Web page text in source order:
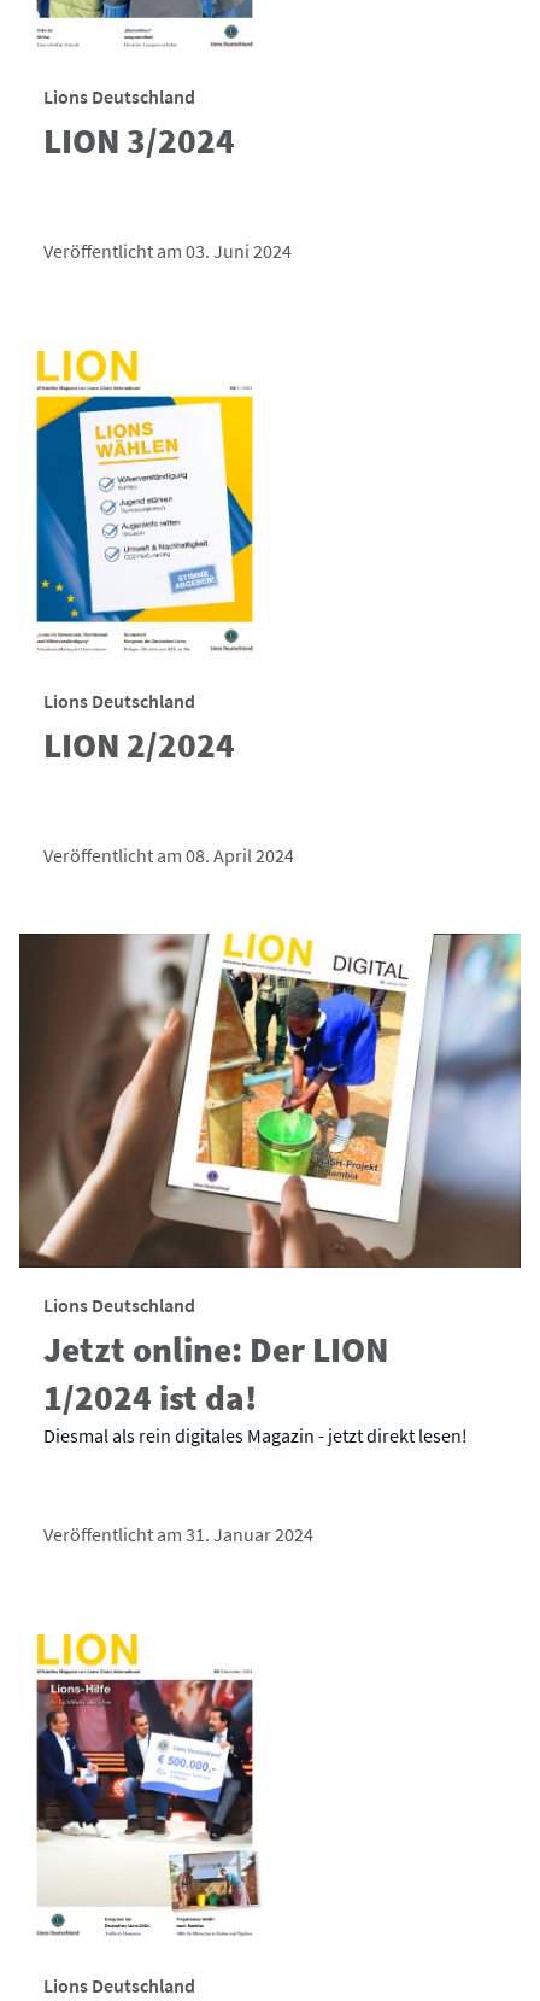
Lions Deutschland
LION 3/2024
Veröffentlicht am 03. Juni 2024
Lions Deutschland
LION 2/2024
Veröffentlicht am 08. April 2024
Lions Deutschland
Jetzt online: Der LION
1/2024 ist da!
Diesmal als rein digitales Magazin - jetzt direkt lesen!
Veröffentlicht am 31. Januar 2024
Lions Deutschland